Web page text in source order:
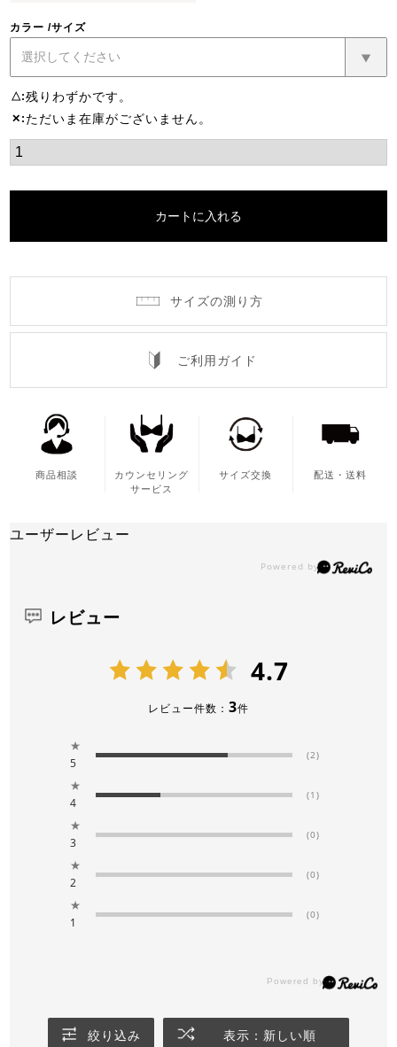
カラー サイズ
△ 残りわずかです。
✕ ただいま在庫がございません。
カートに入れる
サイズの測り方
ご利用ガイド
商品相談
カウンセリング
サービス
サイズ交換 配送・送料
ユーザーレビュー
レビュー
4.7
レビュー件数： 3件
★
5
(2)
★
4
(1)
★
3
(0)
★
2
(0)
★
1
(0)
絞り込み 表示：新しい順